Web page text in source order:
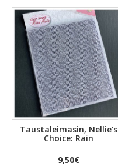
Taustaleimasin, Nellie's
Choice: Rain
9,50€